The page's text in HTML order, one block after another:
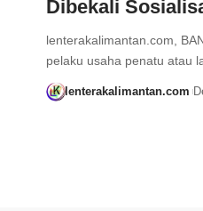
Dibekali
lenterakalimantan.com,
pelaku usaha penatu atau
lenterakalimantan.com